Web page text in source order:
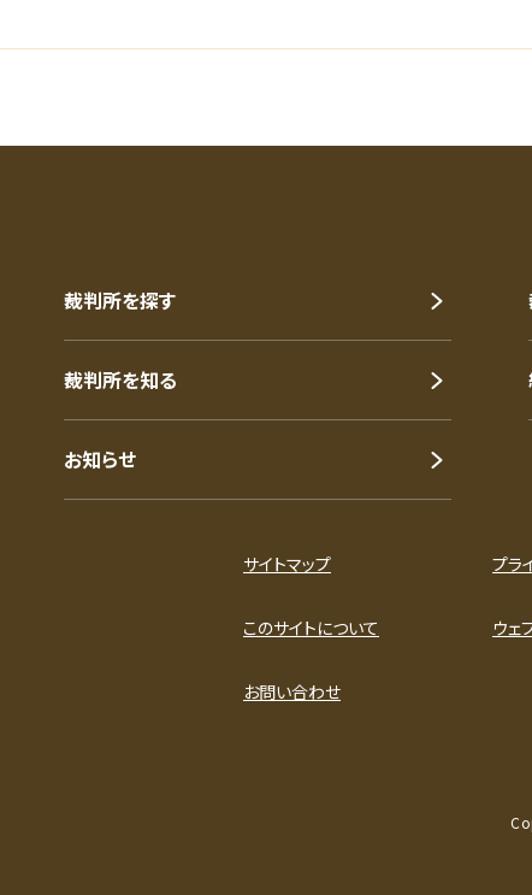
裁判所を探す
裁判所を知る
お知らせ
サイトマップ プラ
このサイトについて ウェ
お問い合わせ